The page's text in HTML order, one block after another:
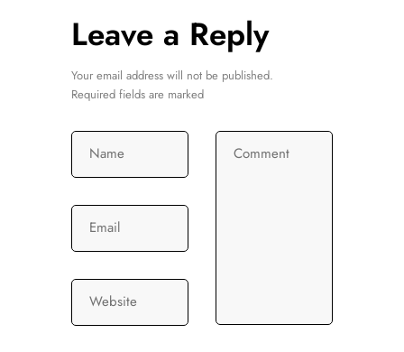
Leave a Reply
Your email address will not be published.
Required fields are marked
Comment
Name
Email
Website